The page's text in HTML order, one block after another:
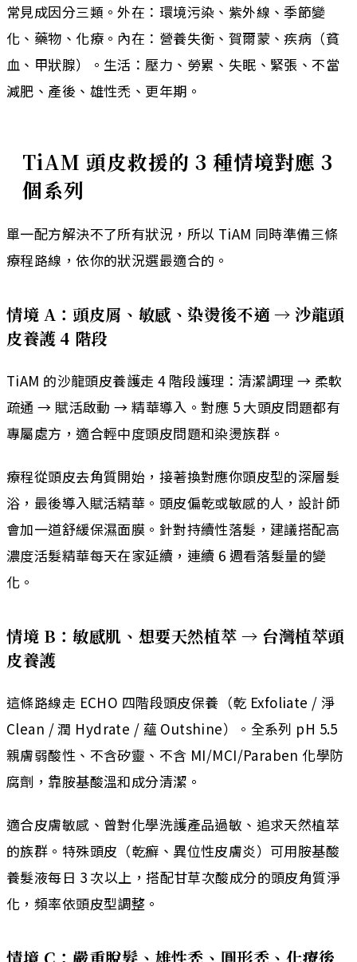
常見成因分三類。外在：環境污染、紫外線、季節變
化、藥物、化療。內在：營養失衡、賀爾蒙、疾病（貧
血、甲狀腺）。生活：壓力、勞累、失眠、緊張、不當
減肥、產後、雄性禿、更年期。
TiAM 頭皮救援的 3 種情境對應 3
個系列
單一配方解決不了所有狀況，所以 TiAM 同時準備三條
療程路線，依你的狀況選最適合的。
情境 A：頭皮屑、敏感、染燙後不適 → 沙龍頭
皮養護 4 階段
TiAM 的沙龍頭皮養護走 4 階段護理：清潔調理 → 柔軟
疏通 → 賦活啟動 → 精華導入。對應 5 大頭皮問題都有
專屬處方，適合輕中度頭皮問題和染燙族群。
療程從頭皮去角質開始，接著換對應你頭皮型的深層髮
浴，最後導入賦活精華。頭皮偏乾或敏感的人，設計師
會加一道舒緩保濕面膜。針對持續性落髮，建議搭配高
濃度活髮精華每天在家延續，連續 6 週看落髮量的變
化。
情境 B：敏感肌、想要天然植萃 → 台灣植萃頭
皮養護
這條路線走 ECHO 四階段頭皮保養（乾 Exfoliate / 淨
Clean / 潤 Hydrate / 蘊 Outshine）。全系列 pH 5.5
親膚弱酸性、不含矽靈、不含 MI/MCI/Paraben 化學防
腐劑，靠胺基酸溫和成分清潔。
適合皮膚敏感、曾對化學洗護產品過敏、追求天然植萃
的族群。特殊頭皮（乾癬、異位性皮膚炎）可用胺基酸
養髮液每日 3 次以上，搭配甘草次酸成分的頭皮角質淨
化，頻率依頭皮型調整。